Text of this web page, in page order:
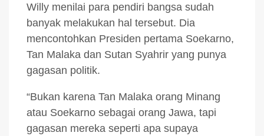
Willy menilai para pendiri bangsa sudah
banyak melakukan hal tersebut. Dia
mencontohkan Presiden pertama Soekarno,
Tan Malaka dan Sutan Syahrir yang punya
gagasan politik.
“Bukan karena Tan Malaka orang Minang
atau Soekarno sebagai orang Jawa, tapi
gagasan mereka seperti apa supaya